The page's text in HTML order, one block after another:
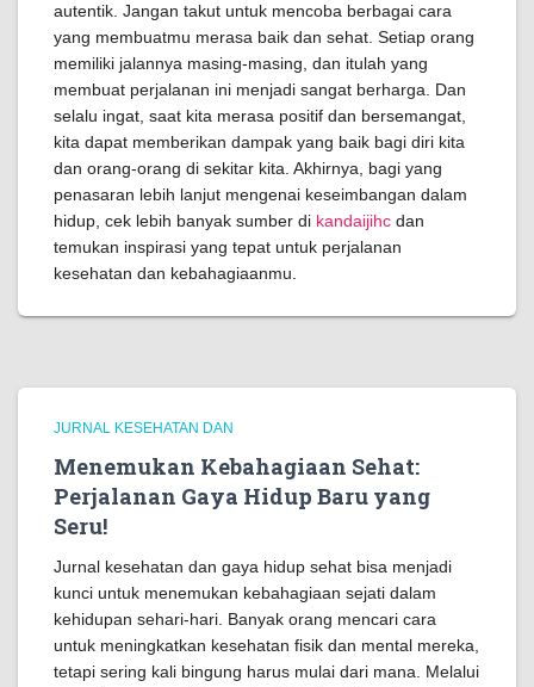
autentik. Jangan takut untuk mencoba berbagai cara
yang membuatmu merasa baik dan sehat. Setiap orang
memiliki jalannya masing-masing, dan itulah yang
membuat perjalanan ini menjadi sangat berharga. Dan
selalu ingat, saat kita merasa positif dan bersemangat,
kita dapat memberikan dampak yang baik bagi diri kita
dan orang-orang di sekitar kita. Akhirnya, bagi yang
penasaran lebih lanjut mengenai keseimbangan dalam
hidup, cek lebih banyak sumber di kandaijihc dan
temukan inspirasi yang tepat untuk perjalanan
kesehatan dan kebahagiaanmu.
JURNAL KESEHATAN DAN
Menemukan Kebahagiaan Sehat:
Perjalanan Gaya Hidup Baru yang
Seru!
Jurnal kesehatan dan gaya hidup sehat bisa menjadi
kunci untuk menemukan kebahagiaan sejati dalam
kehidupan sehari-hari. Banyak orang mencari cara
untuk meningkatkan kesehatan fisik dan mental mereka,
tetapi sering kali bingung harus mulai dari mana. Melalui